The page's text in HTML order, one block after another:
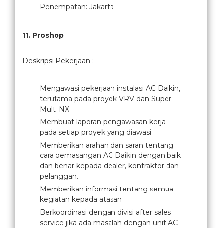
Penempatan: Jakarta
11. Proshop
Deskripsi Pekerjaan :
Mengawasi pekerjaan instalasi AC Daikin,
terutama pada proyek VRV dan Super
Multi NX
Membuat laporan pengawasan kerja
pada setiap proyek yang diawasi
Memberikan arahan dan saran tentang
cara pemasangan AC Daikin dengan baik
dan benar kepada dealer, kontraktor dan
pelanggan.
Memberikan informasi tentang semua
kegiatan kepada atasan
Berkoordinasi dengan divisi after sales
service jika ada masalah dengan unit AC